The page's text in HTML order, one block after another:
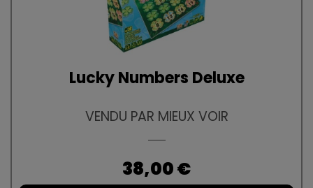
Lucky Numbers Deluxe
VENDU PAR MIEUX VOIR
Prix
38,00 €